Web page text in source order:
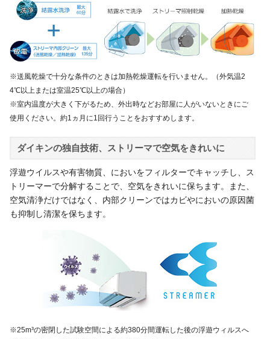
※送風乾燥で十分な条件のときは加熱乾燥運転を行いません。（外気温2
4℃以上または室温25℃以上の場合）
※室内温度が大きく下がるため、外出時などお部屋に人がいないときにご
使用ください。約1ヵ月に1回行うことをおすすめします。
ダイキンの独自技術、ストリーマで空気をきれいに
浮遊ウイルスや有害物質、においをフィルターでキャッチし、ス
トリーマーで分解することで、空気をきれいに保ちます。また、
空気清浄だけではなく、内部クリーンではカビやにおいの原因菌
も抑制し清潔を保ちます。
※25m³の密閉した試験空間による約380分間運転した後の浮遊ウィルスへ